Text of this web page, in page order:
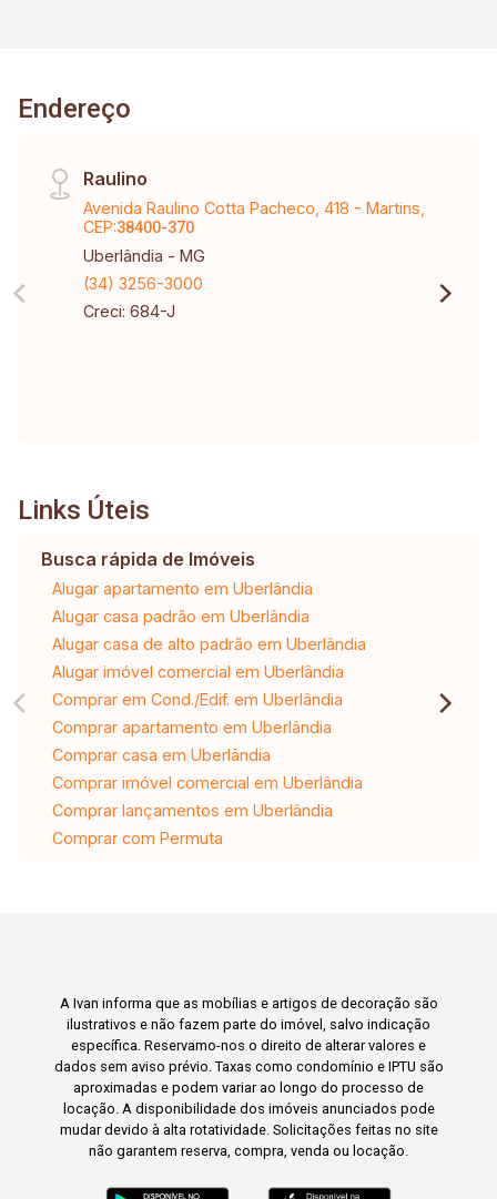
Endereço
Raulino
Avenida Raulino Cotta Pacheco, 418 - Martins,
CEP:38400-370
Uberlândia - MG
(34) 3256-3000
Creci: 684-J
Links Úteis
Busca rápida de Imóveis
Alugar apartamento em Uberlândia
Alugar casa padrão em Uberlândia
Alugar casa de alto padrão em Uberlândia
Alugar imóvel comercial em Uberlândia
Comprar em Cond./Edif. em Uberlândia
Comprar apartamento em Uberlândia
Comprar casa em Uberlândia
Comprar imóvel comercial em Uberlândia
Comprar lançamentos em Uberlândia
Comprar com Permuta
A Ivan informa que as mobílias e artigos de decoração são
ilustrativos e não fazem parte do imóvel, salvo indicação
específica. Reservamo-nos o direito de alterar valores e
dados sem aviso prévio. Taxas como condomínio e IPTU são
aproximadas e podem variar ao longo do processo de
locação. A disponibilidade dos imóveis anunciados pode
mudar devido à alta rotatividade. Solicitações feitas no site
não garantem reserva, compra, venda ou locação.